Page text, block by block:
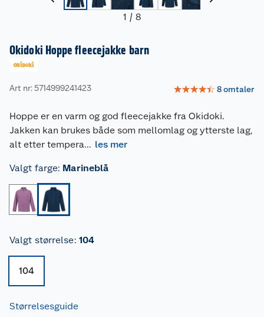
1 / 8
Okidoki Hoppe fleecejakke barn
Art nr: 5714999241423 ☆☆☆☆☆ 8omtaler
Hoppe er en varm og god fleecejakke fra Okidoki.
Jakken kan brukes både som mellomlag og ytterste lag,
alt etter tempera... les mer
Valgt farge: Marineblå
Valgt størrelse: 104
104
Størrelsesguide